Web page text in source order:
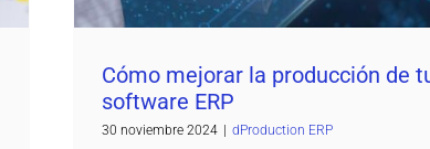
Cómo mejorar la producción de
software ERP
30 noviembre 2024 dProduction ERP